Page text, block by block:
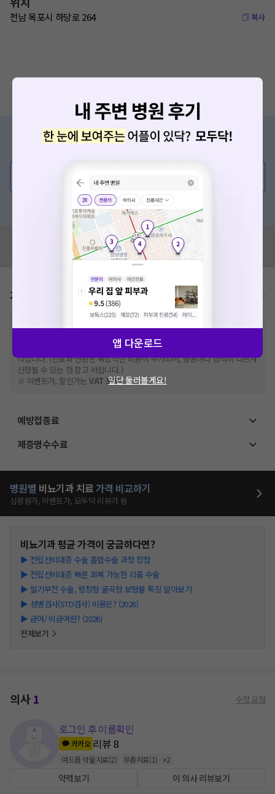
전남 목포시 하당로 264 복사
증상/치료, 궁금한 점이 있나요?
💬 무엇이든 물어보세요
혹은, 의료상담 서비스에 다양한 게시글 보러가기
혹시 잘못된 병원정보가 있나요?
모두닥 팀에 알려주세요!
가격표 비급여/급여 진료란?
※비급여 항목의 경우,추가비용 등으로 실제 가격과 상이할 수 있으니, 정확
한 가격은 해당 의료기관에 직접 문의해주세요.
건강보험심사평가원에 고지되어 있는 급여 진료 기준 가
격입니다. (진료와 연관된 복합적인 비용이 추가되어, 병원마다 금액이 다르게
산정될 수 있는 점 참고 바랍니다.)
※ 이벤트가, 할인가는VAT 포함
예방접종료
제증명수수료
병원별 비뇨기과 치료가격 비교하기
심평원가, 이벤트가, 모두닥 리뷰가 등
비뇨기과평균 가격이 궁금하다면?
▶ 전립선비대증 수술 홀렙수술 과정 장점
▶ 전립선비대증 빠른 회복 가능한 리줌 수술
▶ 발기부전 수술, 팽창형 굴곡형 보형물 특징 알아보기
▶ 성병검사(STD검사) 비용은? (2026)
▶ 급여/ 비급여란? (2026)
전체보기
의사1 수정 요청
로그인 후 이름확인
카카오 리뷰8
여드름 약물치료(2) 무좀치료(1) +2
약력보기 이 의사 리뷰보기
앱 다운로드
일단 둘러볼게요!